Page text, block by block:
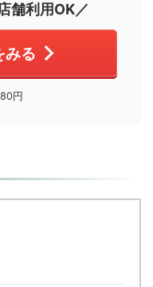
舗利用OK／
みる
円